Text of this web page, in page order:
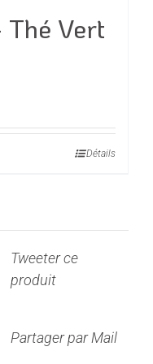
Vert
Détails
Tweeter ce
produit
Partager par Mail